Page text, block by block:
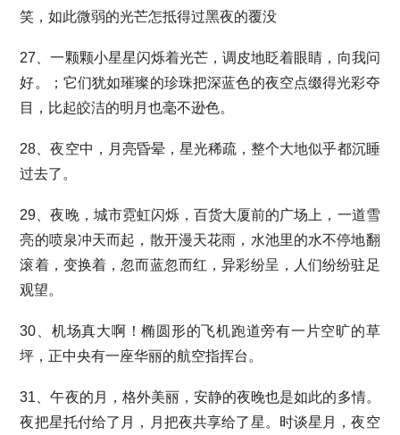
笑，如此微弱的光芒怎抵得过黑夜的覆没
27、一颗颗小星星闪烁着光芒，调皮地眨着眼睛，向我问
好。；它们犹如璀璨的珍珠把深蓝色的夜空点缀得光彩夺
目，比起皎洁的明月也毫不逊色。
28、夜空中，月亮昏晕，星光稀疏，整个大地似乎都沉睡
过去了。
29、夜晚，城市霓虹闪烁，百货大厦前的广场上，一道雪
亮的喷泉冲天而起，散开漫天花雨，水池里的水不停地翻
滚着，变换着，忽而蓝忽而红，异彩纷呈，人们纷纷驻足
观望。
30、机场真大啊！椭圆形的飞机跑道旁有一片空旷的草
坪，正中央有一座华丽的航空指挥台。
31、午夜的月，格外美丽，安静的夜晚也是如此的多情。
夜把星托付给了月，月把夜共享给了星。时谈星月，夜空